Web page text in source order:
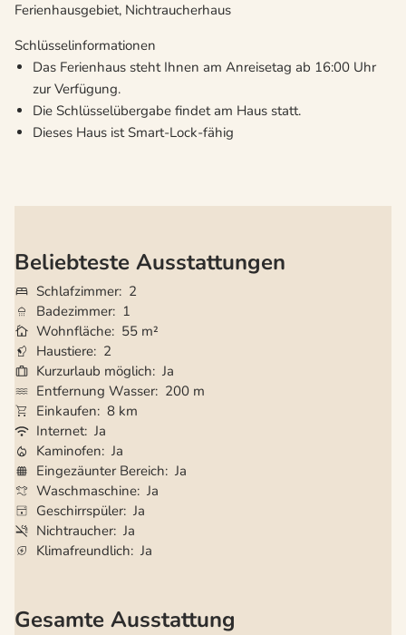
Ferienhausgebiet, Nichtraucherhaus
Schlüsselinformationen
Das Ferienhaus steht Ihnen am Anreisetag ab 16:00 Uhr
zur Verfügung.
Die Schlüsselübergabe findet am Haus statt.
Dieses Haus ist Smart-Lock-fähig
Beliebteste Ausstattungen
Schlafzimmer 2
Badezimmer 1
Wohnfläche 55 m²
Haustiere 2
Kurzurlaub möglich Ja
Entfernung Wasser 200 m
Einkaufen 8 km
Internet Ja
Kaminofen Ja
Eingezäunter Bereich Ja
Waschmaschine Ja
Geschirrspüler Ja
Nichtraucher Ja
Klimafreundlich Ja
Gesamte Ausstattung